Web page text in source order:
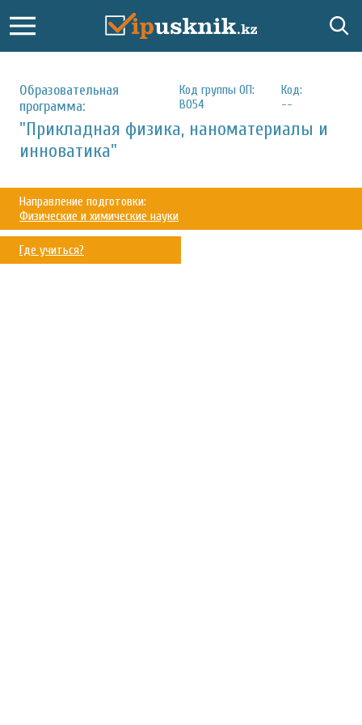
Образовательная
программа:
Код группы ОП:
B054
Код:
--
"Прикладная физика, наноматериалы и
инноватика"
Направление подготовки:
Физические и химические науки
Где учиться?